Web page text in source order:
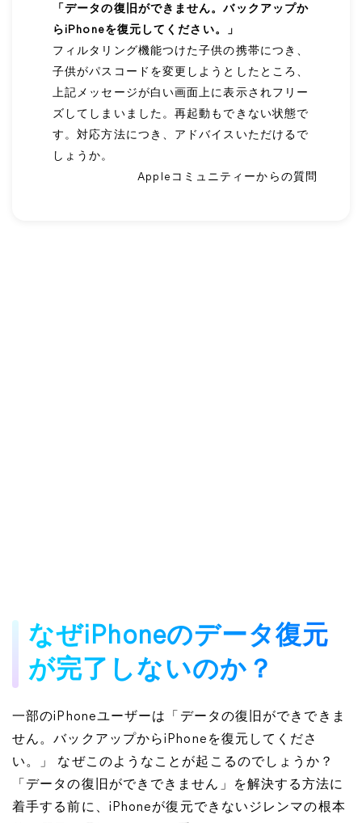
「データの復旧ができません。バックアップか
らiPhoneを復元してください。」
フィルタリング機能つけた子供の携帯につき、
子供がパスコードを変更しようとしたところ、
上記メッセージが白い画面上に表示されフリー
ズしてしまいました。再起動もできない状態で
す。対応方法につき、アドバイスいただけるで
しょうか。
Appleコミュニティーからの質問
なぜiPhoneのデータ復元
が完了しないのか？
一部のiPhoneユーザーは「データの復旧ができできま
せん。バックアップからiPhoneを復元してくださ
い。」 なぜこのようなことが起こるのでしょうか？
「データの復旧ができできません」を解決する方法に
着手する前に、iPhoneが復元できないジレンマの根本